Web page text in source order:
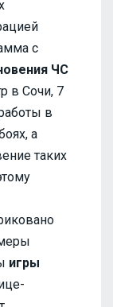
с
ЧС
в Сочи, 7
в
а
таких
игры